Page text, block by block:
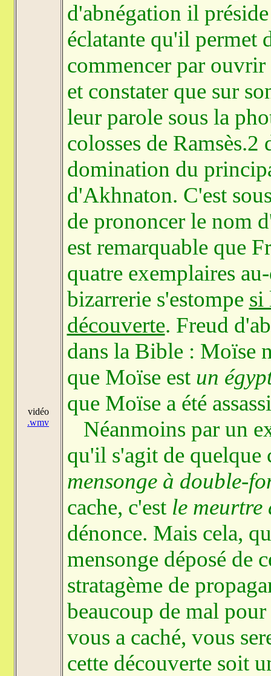
vidéo
.wmv
d'abnégation il
éclatante qu'il permet
commencer par
et constater que sur
leur parole sous la
colosses de
domination du
d'Akhnaton. C'est
de prononcer le nom
est remarquable que
quatre exemplaires
bizarrerie s'estompe si
découverte. Freud
dans la Bible : Moïse
que Moïse est un
que Moïse a été
Néanmoins par un
qu'il s'agit de quelque
mensonge à double-
cache, c'est le meurtre
dénonce. Mais cela,
mensonge déposé de
stratagème de
beaucoup de mal
vous a caché, vous
cette découverte soit